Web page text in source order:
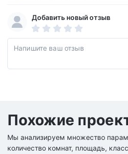
Добавить новый отзыв
Похожие
Мы анализируем множество
количество комнат, площадь,